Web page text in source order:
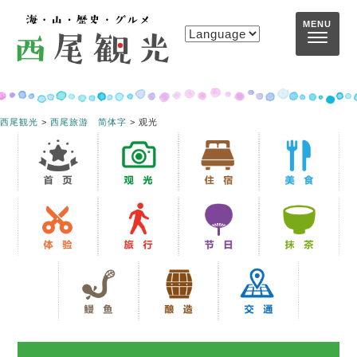
コンテンツへスキップ
西尾観光 > 西尾旅游 简体字 > 观光
MENU